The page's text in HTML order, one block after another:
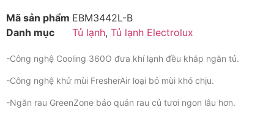
Mã sản phẩm EBM3442L-B
Danh mục
Tủ lạnh, Tủ lạnh Electrolux
-Công nghệ Cooling 360O đưa khí lạnh đều khắp ngăn tủ.
-Công nghệ khử mùi FresherAir loại bỏ mùi khó chịu.
-Ngăn rau GreenZone bảo quản rau củ tươi ngon lâu hơn.